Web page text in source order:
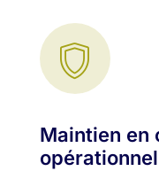
Maintien en